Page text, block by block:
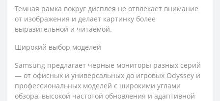
Темная рамка вокруг дисплея не отвлекает внимание
от изображения и делает картинку более
выразительной и читаемой.
Широкий выбор моделей
Samsung предлагает черные мониторы разных серий
— от офисных и универсальных до игровых Odyssey и
профессиональных моделей с широкими углами
обзора, высокой частотой обновления и адаптивной